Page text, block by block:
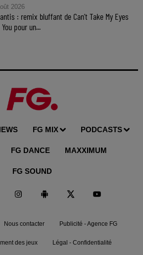
2026
: remix bluffant de Can’t Take My Eyes
pour un...
FG MIX PODCASTS
FG DANCE MAXXIMUM
FG SOUND
Nous contacter Publicité - Agence FG
des jeux Légal - Confidentialité